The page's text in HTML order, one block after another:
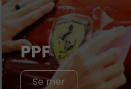
PPF
Se mer